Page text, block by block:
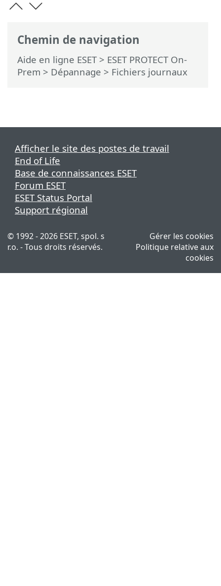
Chemin de navigation
Aide en ligne ESET> ESET PROTECT On-
Prem > Dépannage > Fichiers journaux
Afficher le site des postes de travail
End of Life
Base de connaissances ESET
Forum ESET
ESET Status Portal
Support régional
© 1992 - 2026 ESET, spol. s
r.o. - Tous droits réservés.
Gérer les cookies
Politique relative aux
cookies